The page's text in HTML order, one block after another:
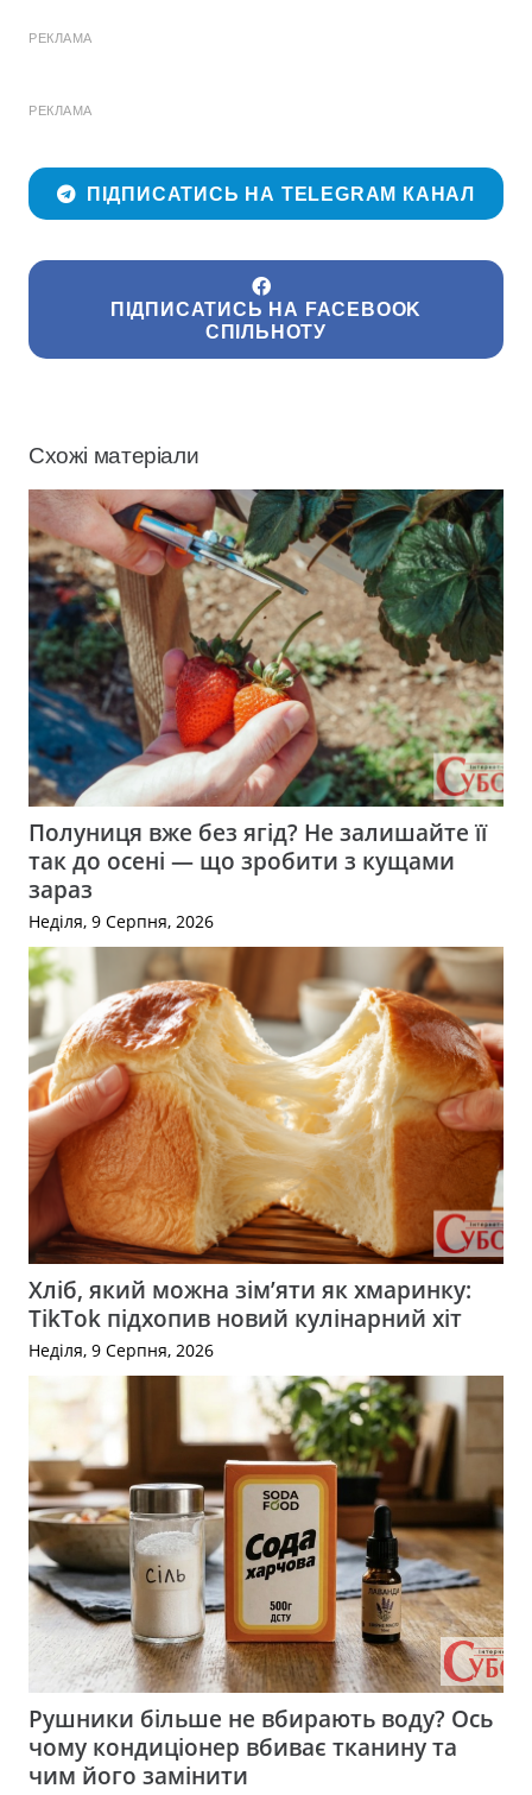
РЕКЛАМА
РЕКЛАМА
ПІДПИСАТИСЬ НА TELEGRAM КАНАЛ
ПІДПИСАТИСЬ НА FACEBOOK
СПІЛЬНОТУ
Схожі матеріали
Полуниця вже без ягід? Не залишайте її
так до осені — що зробити з кущами
зараз
Неділя, 9 Серпня, 2026
Хліб, який можна зім’яти як хмаринку:
TikTok підхопив новий кулінарний хіт
Неділя, 9 Серпня, 2026
Рушники більше не вбирають воду? Ось
чому кондиціонер вбиває тканину та
чим його замінити